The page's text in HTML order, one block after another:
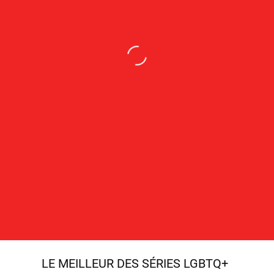
LE MEILLEUR DES SÉRIES LGBTQ+